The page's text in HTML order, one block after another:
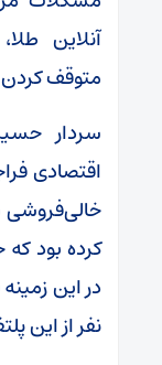
آنلاین
متوقف
سردار
اقتصادی
خالی‌فروشی
نفر از این